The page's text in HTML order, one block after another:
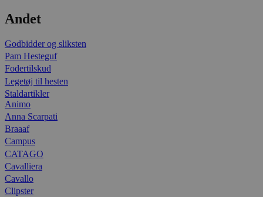
Andet
Godbidder og sliksten
Pam Hesteguf
Fodertilskud
Legetøj til hesten
Staldartikler
Animo
Anna Scarpati
Braaaf
Campus
CATAGO
Cavalliera
Cavallo
Clipster